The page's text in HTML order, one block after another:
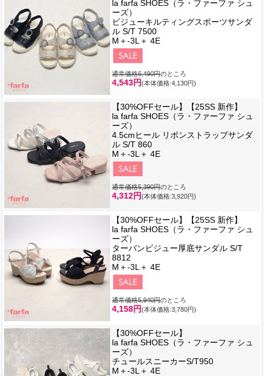
la farfa SHOES（ラ・ファーファ シュ
ーズ）
ビジューキルティングスポーツサンダ
ル S/T 7500
M＋-3L＋ 4E
通常価格6,490円のところ
4,543円(本体価格:4,130円)
【30%OFFセール】【25SS 新作】
la farfa SHOES（ラ・ファーファ シュ
ーズ）
4.5cmヒール リボンストラップサンダ
ル S/T 860
M＋-3L＋ 4E
通常価格5,390円のところ
4,312円(本体価格:3,920円)
【30%OFFセール】【25SS 新作】
la farfa SHOES（ラ・ファーファ シュ
ーズ）
ターバンビジュー厚底サンダル S/T
8812
M＋-3L＋ 4E
通常価格5,940円のところ
4,158円(本体価格:3,780円)
【30%OFFセール】
la farfa SHOES（ラ・ファーファ シュ
ーズ）
チュールスニーカーS/T950
M＋-3L＋ 4E